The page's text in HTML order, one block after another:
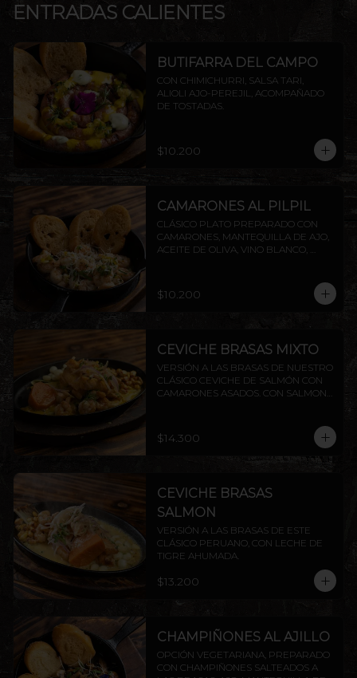
ENTRADAS CALIENTES
BUTIFARRA DEL CAMPO
CON CHIMICHURRI, SALSA TARI,
ALIOLI AJO-PEREJIL, ACOMPAÑADO
DE TOSTADAS.
$10.200
CAMARONES AL PILPIL
CLÁSICO PLATO PREPARADO CON
CAMARONES, MANTEQUILLA DE AJO,
ACEITE DE OLIVA, VINO BLANCO,
$10.200
CEVICHE BRASAS MIXTO
VERSIÓN A LAS BRASAS DE NUESTRO
CLÁSICO CEVICHE DE SALMÓN CON
CAMARONES ASADOS. CON SALMON
$14.300
CEVICHE BRASAS
SALMON
VERSIÓN A LAS BRASAS DE ESTE
CLÁSICO PERUANO, CON LECHE DE
TIGRE AHUMADA.
$13.200
CHAMPIÑONES AL AJILLO
OPCIÓN VEGETARIANA, PREPARADO
CON CHAMPIÑONES SALTEADOS A